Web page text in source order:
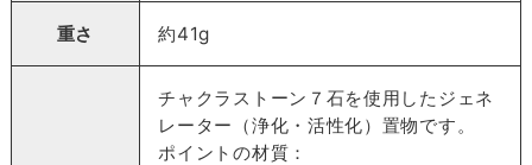
重さ 約41g
チャクラストーン７石を使用したジェネ
レーター（浄化・活性化）置物です。
ポイントの材質：